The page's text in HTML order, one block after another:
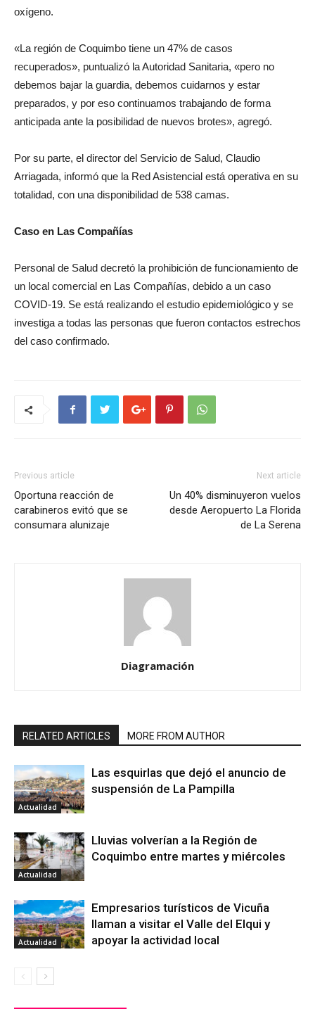
oxígeno.
«La región de Coquimbo tiene un 47% de casos
recuperados», puntualizó la Autoridad Sanitaria, «pero no
debemos bajar la guardia, debemos cuidarnos y estar
preparados, y por eso continuamos trabajando de forma
anticipada ante la posibilidad de nuevos brotes», agregó.
Por su parte, el director del Servicio de Salud, Claudio
Arriagada, informó que la Red Asistencial está operativa en su
totalidad, con una disponibilidad de 538 camas.
Caso en Las Compañías
Personal de Salud decretó la prohibición de funcionamiento de
un local comercial en Las Compañías, debido a un caso
COVID-19. Se está realizando el estudio epidemiológico y se
investiga a todas las personas que fueron contactos estrechos
del caso confirmado.
Previous article
Oportuna reacción de
carabineros evitó que se
consumara alunizaje
Next article
Un 40% disminuyeron vuelos
desde Aeropuerto La Florida
de La Serena
Diagramación
RELATED ARTICLES MORE FROM AUTHOR
Actualidad
Las esquirlas que dejó el anuncio de
suspensión de La Pampilla
Actualidad
Lluvias volverían a la Región de
Coquimbo entre martes y miércoles
Actualidad
Empresarios turísticos de Vicuña
llaman a visitar el Valle del Elqui y
apoyar la actividad local